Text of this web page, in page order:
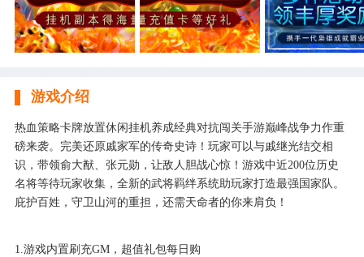
游戏介绍
热血策略卡牌放置休闲挂机养成经典对抗闯关手游巅峰战争力作重
磅来袭。完美还原戚家军的传奇史诗！玩家可以与戚继光结交相
识，带领俞大猷、张元勋，让敌人胆战心惊！游戏中近200位历史
名将等待玩家收集，全新的武将羁绊系统助玩家打造最强国家队。
庇护百姓，守卫山河的重担，还需天命者的你来肩负！
1.游戏内置刷充GM，超值礼包每日购